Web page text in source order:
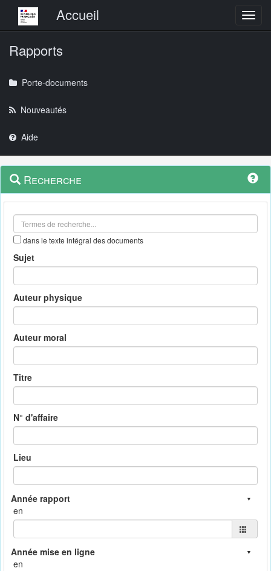
Menu principalAccueil
Rapports
Porte-documents
Nouveautés
Aide
Navigation
outils
Menu
contextuel
Recherche
dans le texte intégral des documents
Sujet
Auteur physique
Auteur moral
Titre
N° d'affaire
Lieu
en
en